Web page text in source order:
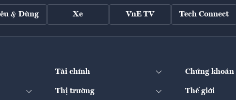
& Dùng Xe VnE TV Tech Connect
Tài chính Chứng khoán
Thị trường Thế giới